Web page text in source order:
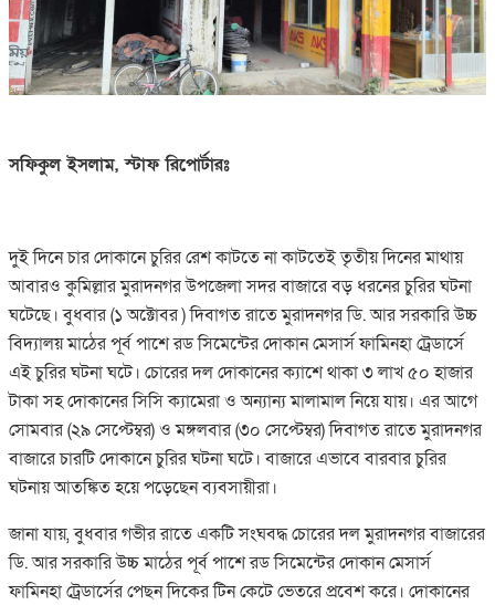
সফিকুল ইসলাম, স্টাফ রিপোর্টারঃ
দুই দিনে চার দোকানে চুরির রেশ কাটতে না কাটতেই তৃতীয় দিনের মাথায়
আবারও কুমিল্লার মুরাদনগর উপজেলা সদর বাজারে বড় ধরনের চুরির ঘটনা
ঘটেছে। বুধবার (১ অক্টোবর ) দিবাগত রাতে মুরাদনগর ডি. আর সরকারি উচ্চ
বিদ্যালয় মাঠের পূর্ব পাশে রড সিমেন্টের দোকান মেসার্স ফামিনহা ট্রেডার্সে
এই চুরির ঘটনা ঘটে। চোরের দল দোকানের ক্যাশে থাকা ৩ লাখ ৫০ হাজার
টাকা সহ দোকানের সিসি ক্যামেরা ও অন্যান্য মালামাল নিয়ে যায়। এর আগে
সোমবার (২৯ সেপ্টেম্বর) ও মঙ্গলবার (৩০ সেপ্টেম্বর) দিবাগত রাতে মুরাদনগর
বাজারে চারটি দোকানে চুরির ঘটনা ঘটে। বাজারে এভাবে বারবার চুরির
ঘটনায় আতঙ্কিত হয়ে পড়েছেন ব্যবসায়ীরা।
জানা যায়, বুধবার গভীর রাতে একটি সংঘবদ্ধ চোরের দল মুরাদনগর বাজারের
ডি. আর সরকারি উচ্চ মাঠের পূর্ব পাশে রড সিমেন্টের দোকান মেসার্স
ফামিনহা ট্রেডার্সের পেছন দিকের টিন কেটে ভেতরে প্রবেশ করে। দোকানের